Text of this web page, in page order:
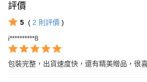
評價
5 ( 2 則評價 )
i**********8
包裝完整，出貨速度快，還有精美贈品，很